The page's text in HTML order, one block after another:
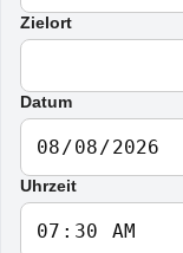
Zielort
Datum
Uhrzeit